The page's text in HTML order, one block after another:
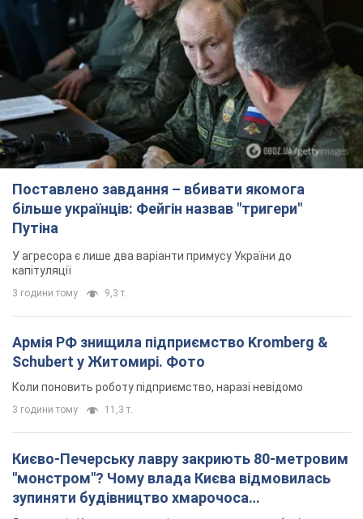
Поставлено завдання – вбивати якомога
більше українців: Фейгін назвав "тригери"
Путіна
У агресора є лише два варіанти примусу України до
капітуляції
3 години тому 9,3 т.
Армія РФ знищила підприємство Kromberg &
Schubert у Житомирі. Фото
Коли поновить роботу підприємство, наразі невідомо
3 години тому
Києво-Печерську лавру закриють 80-метровим
"монстром"? Чому влада Києва відмовилась
зупиняти будівництво хмарочоса
"московського вірянина"
Яка реакція Кличка на петицію щодо скасування будівництва
7 годин тому 68,1 т.